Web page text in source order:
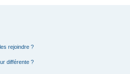
rejoindre ?
différente ?